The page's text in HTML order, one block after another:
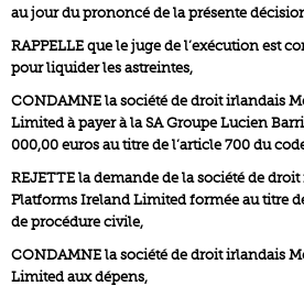
au jour du prononcé de la présente
RAPPELLE que le juge de l’exécution est
pour liquider les astreintes,
CONDAMNE la société de droit irlandais
Limited à payer à la SA Groupe Lucien
000,00 euros au titre de l’article 700 du
REJETTE la demande de la société de
Platforms Ireland Limited formée au titre
de procédure civile,
CONDAMNE la société de droit irlandais
Limited aux dépens,